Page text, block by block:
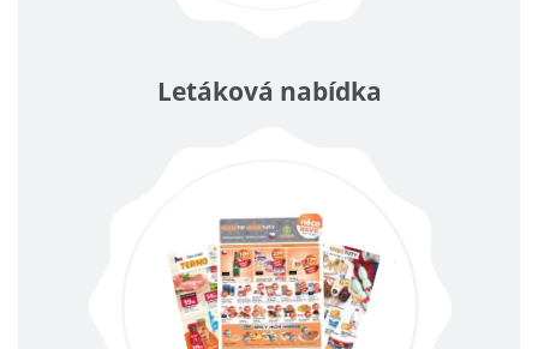
Letáková nabídka